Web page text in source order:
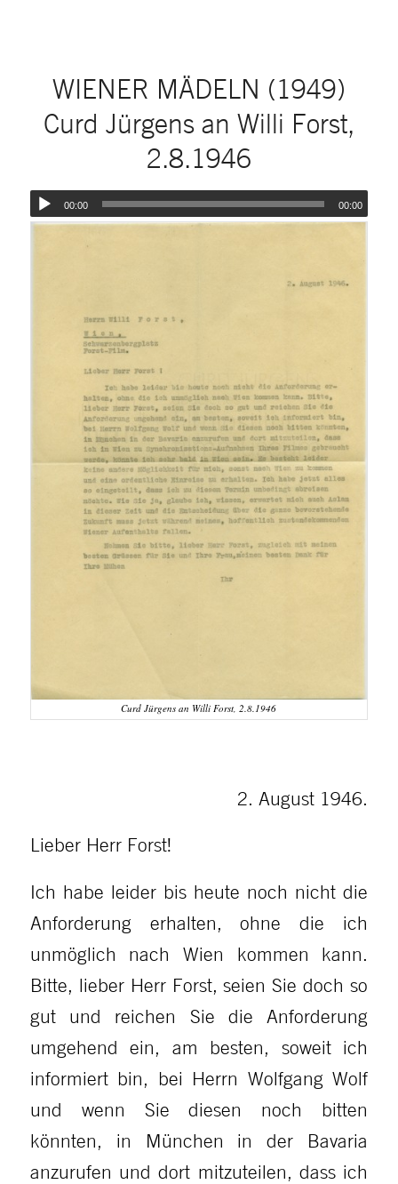
WIENER MÄDELN (1949)
Curd Jürgens an Willi Forst,
2.8.1946
00:00 00:00
Curd Jürgens an Willi Forst, 2.8.1946
2. August 1946.
Lieber Herr Forst!
Ich habe leider bis heute noch nicht die
Anforderung erhalten, ohne die ich
unmöglich nach Wien kommen kann.
Bitte, lieber Herr Forst, seien Sie doch so
gut und reichen Sie die Anforderung
umgehend ein, am besten, soweit ich
informiert bin, bei Herrn Wolfgang Wolf
und wenn Sie diesen noch bitten
könnten, in München in der Bavaria
anzurufen und dort mitzuteilen, dass ich